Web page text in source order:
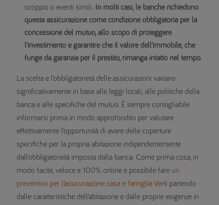
scoppio o eventi simili.
In molti casi, le banche richiedono
questa assicurazione come condizione obbligatoria per la
concessione del mutuo, allo scopo di proteggere
l’investimento e garantire che il valore dell’immobile, che
funge da garanzia per il prestito, rimanga intatto nel tempo.
La scelta e l’obbligatorietà delle assicurazioni variano
significativamente in base alle leggi locali, alle politiche della
banca e alle specifiche del mutuo. È sempre consigliabile
informarsi prima in modo approfondito per valutare
effettivamente l’opportunità di avere delle coperture
specifiche per la propria abitazione indipendentemente
dall’obbligatorietà imposta dalla banca. Come prima cosa, in
modo facile, veloce e 100% online è possibile fare un
preventivo per l’assicurazione casa e famiglia Verti partendo
dalle caratteristiche dell’abitazione e dalle proprie esigenze in